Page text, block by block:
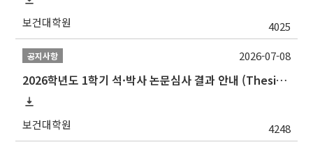
보건대학원 4025
공지사항
2026학년도 1학기 석·박사 논문심사 결과 안내 (Thesis Defense Result)
보건대학원 4248
2026-07-08